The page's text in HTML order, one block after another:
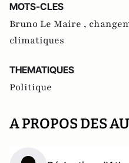
MOTS-CLES
Bruno Le Maire ,
climatiques
THEMATIQUES
Politique
A PROPOS DES